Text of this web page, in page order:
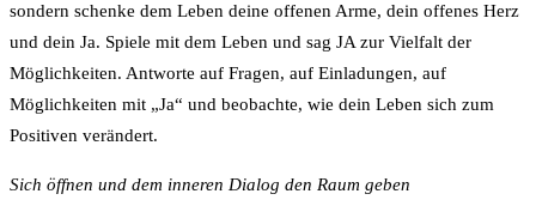
sondern schenke dem Leben deine offenen Arme, dein offenes Herz
und dein Ja. Spiele mit dem Leben und sag JA zur Vielfalt der
Möglichkeiten. Antworte auf Fragen, auf Einladungen, auf
Möglichkeiten mit „Ja“ und beobachte, wie dein Leben sich zum
Positiven verändert.
Sich öffnen und dem inneren Dialog den Raum geben